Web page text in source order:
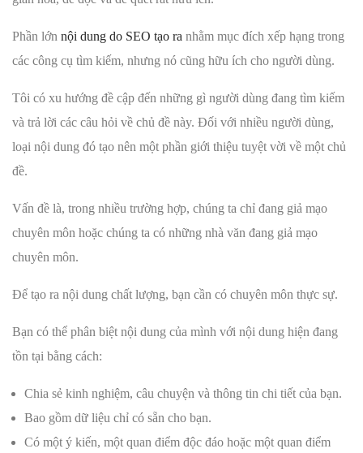
Phần lớn nội dung do SEO tạo ra nhằm mục đích xếp hạng trong
các công cụ tìm kiếm, nhưng nó cũng hữu ích cho người dùng.
Tôi có xu hướng đề cập đến những gì người dùng đang tìm kiếm
và trả lời các câu hỏi về chủ đề này. Đối với nhiều người dùng,
loại nội dung đó tạo nên một phần giới thiệu tuyệt vời về một chủ
đề.
Vấn đề là, trong nhiều trường hợp, chúng ta chỉ đang giả mạo
chuyên môn hoặc chúng ta có những nhà văn đang giả mạo
chuyên môn.
Để tạo ra nội dung chất lượng, bạn cần có chuyên môn thực sự.
Bạn có thể phân biệt nội dung của mình với nội dung hiện đang
tồn tại bằng cách:
Chia sẻ kinh nghiệm, câu chuyện và thông tin chi tiết của bạn.
Bao gồm dữ liệu chỉ có sẵn cho bạn.
Có một ý kiến, một quan điểm độc đáo hoặc một quan điểm